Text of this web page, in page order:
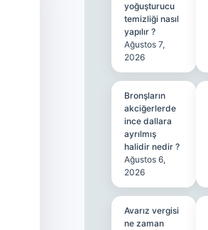
yoğuşturucu
temizliği nasıl
yapılır ?
Ağustos 7,
2026
Bronşların
akciğerlerde
ince dallara
ayrılmış
halidir nedir ?
Ağustos 6,
2026
Avarız vergisi
ne zaman